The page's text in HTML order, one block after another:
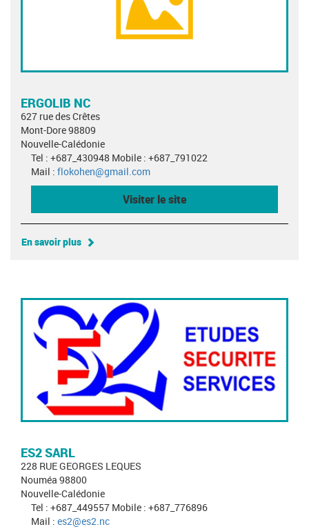
ERGOLIB NC
627 rue des Crêtes
Mont-Dore 98809
Nouvelle-Calédonie
Tel : +687_430948 Mobile : +687_791022
Mail : flokohen@gmail.com
Visiter le site
En savoir plus
ES2 SARL
228 RUE GEORGES LEQUES
Nouméa 98800
Nouvelle-Calédonie
Tel : +687_449557 Mobile : +687_776896
Mail : es2@es2.nc